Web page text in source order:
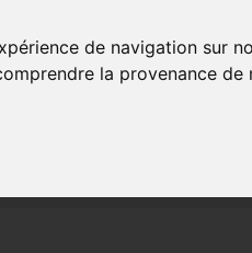
de navigation sur
la provenance de